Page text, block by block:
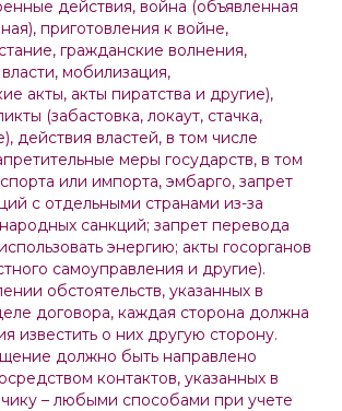
действия, война (объявленная
приготовления к войне,
гражданские волнения,
мобилизация,
акты, акты пиратства и другие),
(забастовка, локаут, стачка,
действия властей, в том числе
меры государств, в том
или импорта, эмбарго, запрет
с отдельными странами из-за
санкций; запрет перевода
энергию; акты госорганов
самоуправления и другие).
обстоятельств, указанных в
договора, каждая сторона должна
известить о них другую сторону.
должно быть направлено
контактов, указанных в
– любыми способами при учете